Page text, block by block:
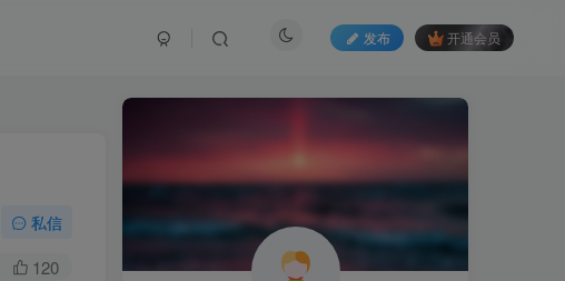
发布 开通会员
私信
120